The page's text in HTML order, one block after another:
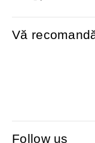
Vă
Follow us